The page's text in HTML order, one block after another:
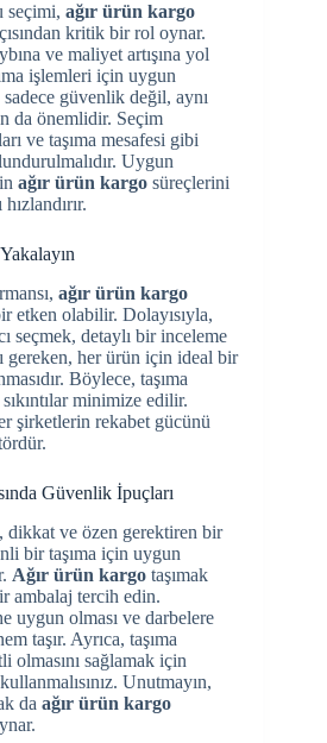
seçimi, ağır ürün kargo
kritik bir rol oynar.
ve maliyet artışına yol
işlemleri için uygun
güvenlik değil, aynı
da önemlidir. Seçim
ve taşıma mesafesi gibi
Uygun
ağır ürün kargo süreçlerini
ağır ürün kargo
etken olabilir. Dolayısıyla,
seçmek, detaylı bir inceleme
gereken, her ürün için ideal bir
Böylece, taşıma
minimize edilir.
şirketlerin rekabet gücünü
Güvenlik İpuçları
dikkat ve özen gerektiren bir
bir taşıma için uygun
Ağır ürün kargo taşımak
ambalaj tercih edin.
uygun olması ve darbelere
taşır. Ayrıca, taşıma
olmasını sağlamak için
Unutmayın,
da ağır ürün kargo